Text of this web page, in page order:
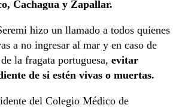
Cachagua y Zapallar.
hizo un llamado a todos quienes
a no ingresar al mar y en caso de
la fragata portuguesa, evitar
de si estén vivas o muertas.
del Colegio Médico de